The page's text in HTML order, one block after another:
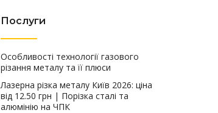
Послуги
Особливості технології газового
різання металу та її плюси
Лазерна різка металу Київ 2026: ціна
від 12.50 грн | Порізка сталі та
алюмінію на ЧПК